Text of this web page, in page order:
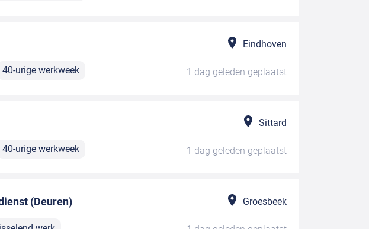
Eindhoven
40-urige werkweek 1 dag geleden geplaatst
Sittard
40-urige werkweek 1 dag geleden geplaatst
(Deuren) Groesbeek